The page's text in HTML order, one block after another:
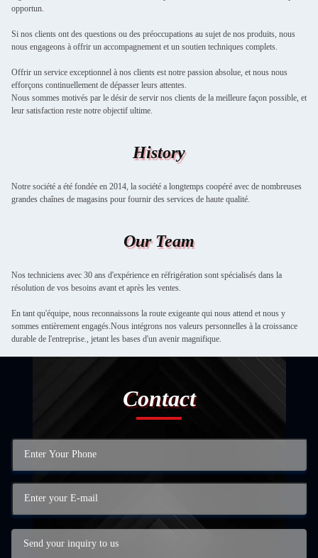
opportun.
Si nos clients ont des questions ou des préoccupations au sujet de nos produits, nous
nous engageons à offrir un accompagnement et un soutien techniques complets.
Offrir un service exceptionnel à nos clients est notre passion absolue, et nous nous
efforçons continuellement de dépasser leurs attentes.
Nous sommes motivés par le désir de servir nos clients de la meilleure façon possible, et
leur satisfaction reste notre objectif ultime.
History
Notre société a été fondée en 2014, la société a longtemps coopéré avec de nombreuses
grandes chaînes de magasins pour fournir des services de haute qualité.
Our Team
Nos techniciens avec 30 ans d'expérience en réfrigération sont spécialisés dans la
résolution de vos besoins avant et après les ventes.
En tant qu'équipe, nous reconnaissons la route exigeante qui nous attend et nous y
sommes entièrement engagés.Nous intégrons nos valeurs personnelles à la croissance
durable de l'entreprise., jetant les bases d'un avenir magnifique.
Contact